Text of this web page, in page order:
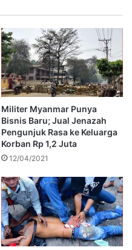
Militer Myanmar Punya
Bisnis Baru; Jual Jenazah
Pengunjuk Rasa ke Keluarga
Korban Rp 1,2 Juta
12/04/2021